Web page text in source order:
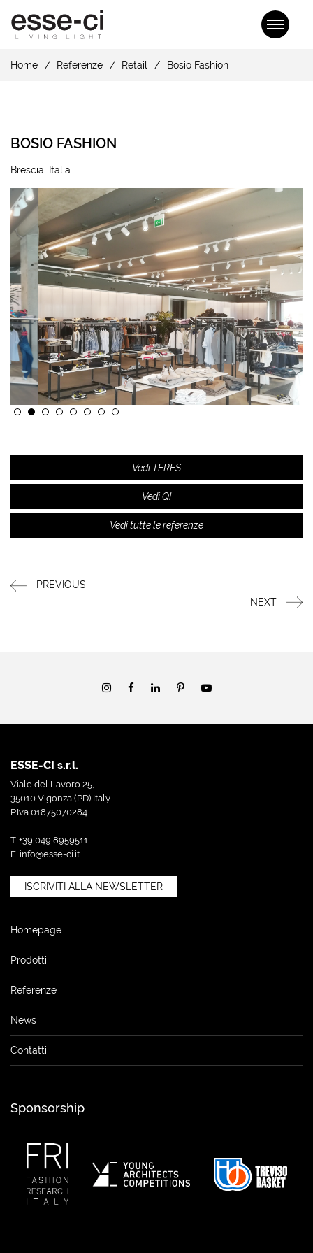
Home Referenze Retail Bosio Fashion
BOSIO FASHION
Brescia, Italia
Vedi TERES
Vedi QI
Vedi tutte le referenze
PREVIOUS
NEXT
ESSE-CI s.r.l.
Viale del Lavoro 25,
35010 Vigonza (PD) Italy
P.Iva 01875070284
T. +39 049 8959511
E. info@esse-ci.it
ISCRIVITI ALLA NEWSLETTER
Homepage
Prodotti
Referenze
News
Contatti
Sponsorship